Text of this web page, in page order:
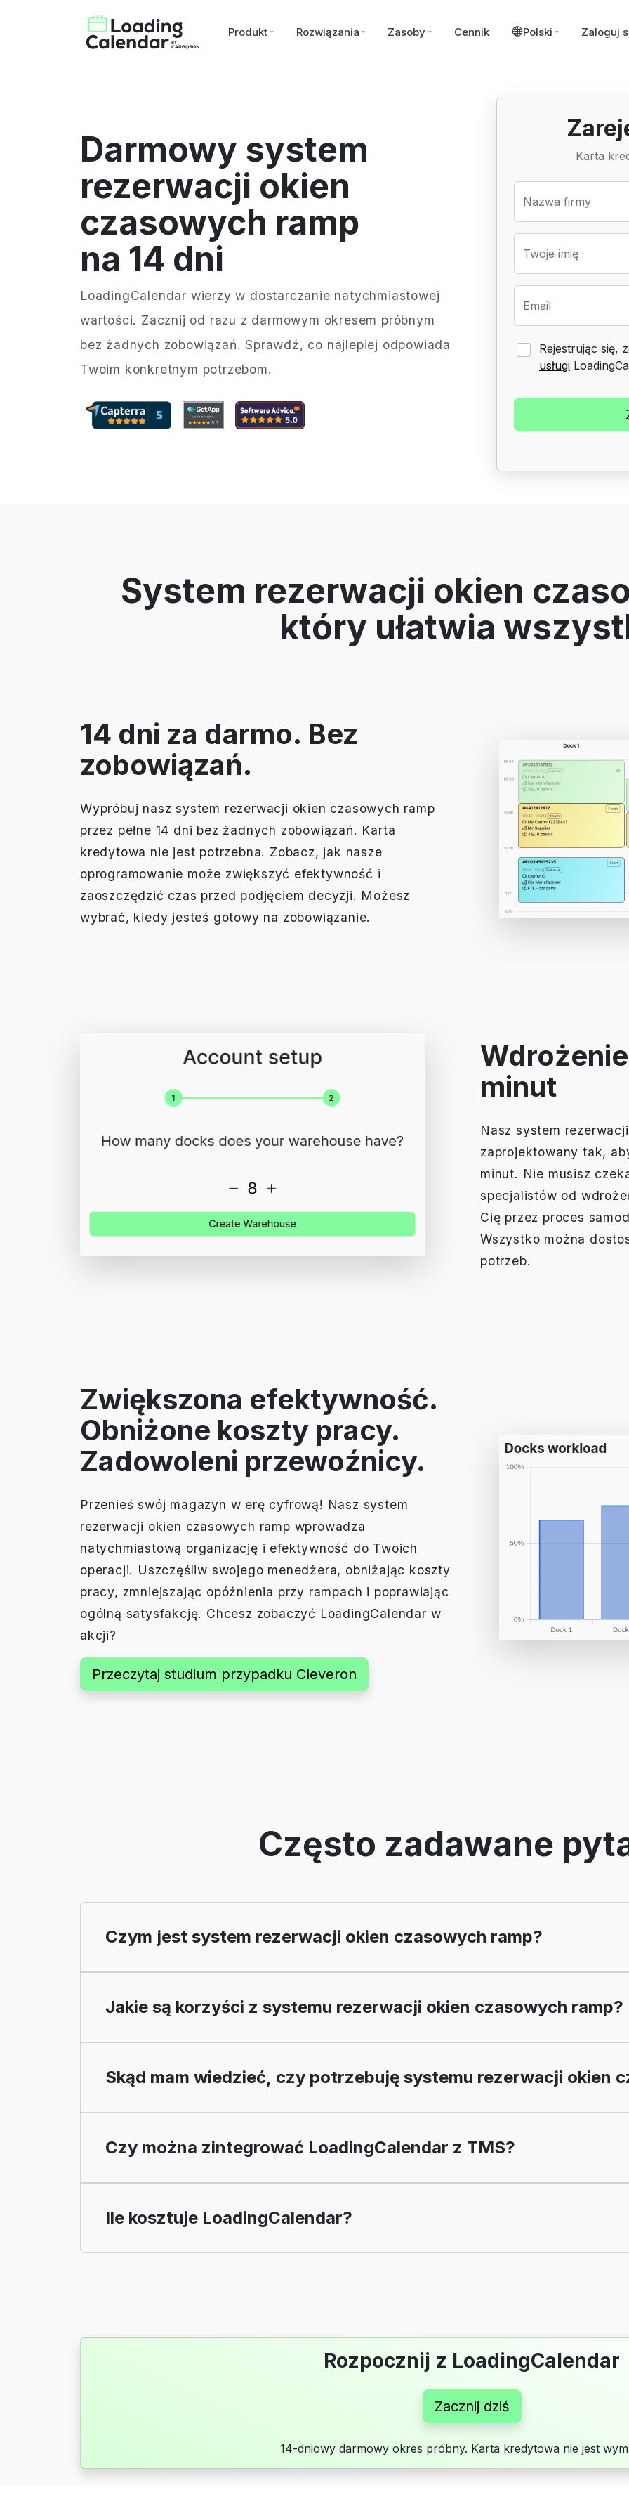
Produkt Rozwiązania Zasoby Cennik Polski Zaloguj
Darmowy system
rezerwacji okien
czasowych ramp
na 14 dni
LoadingCalendar wierzy w dostarczanie natychmiastowej
wartości. Zacznij od razu z darmowym okresem próbnym
bez żadnych zobowiązań. Sprawdź, co najlepiej odpowiada
Twoim konkretnym potrzebom.
Karta
Nazwa firmy
Twoje imię
Email
Rejestrując się,
usługi
System rezerwacji okien
który ułatwia
14 dni za darmo. Bez
zobowiązań.
Wypróbuj nasz system rezerwacji okien czasowych ramp
przez pełne 14 dni bez żadnych zobowiązań. Karta
kredytowa nie jest potrzebna. Zobacz, jak nasze
oprogramowanie może zwiększyć efektywność i
zaoszczędzić czas przed podjęciem decyzji. Możesz
wybrać, kiedy jesteś gotowy na zobowiązanie.
minut
Nasz system
zaprojektowany tak,
minut. Nie musisz
specjalistów od
Cię przez proces
Wszystko można
potrzeb.
Zwiększona efektywność.
Obniżone koszty pracy.
Zadowoleni przewoźnicy.
Przenieś swój magazyn w erę cyfrową! Nasz system
rezerwacji okien czasowych ramp wprowadza
natychmiastową organizację i efektywność do Twoich
operacji. Uszczęśliw swojego menedżera, obniżając koszty
pracy, zmniejszając opóźnienia przy rampach i poprawiając
ogólną satysfakcję. Chcesz zobaczyć LoadingCalendar w
akcji?
Przeczytaj studium przypadku Cleveron
Często zadawane
Czym jest system rezerwacji okien czasowych ramp?
Jakie są korzyści z systemu rezerwacji okien czasowych ramp?
Skąd mam wiedzieć, czy potrzebuję systemu rezerwacji okien
Czy można zintegrować LoadingCalendar z TMS?
Ile kosztuje LoadingCalendar?
Rozpocznij z LoadingCalendar
Zacznij dziś
14-dniowy darmowy okres próbny. Karta kredytowa nie jest